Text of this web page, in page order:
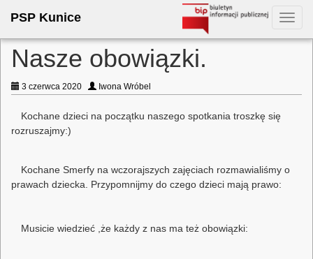
PSP Kunice
Nasze obowiązki.
3 czerwca 2020 Iwona Wróbel
Kochane dzieci na początku naszego spotkania troszkę się
rozruszajmy:)
Kochane Smerfy na wczorajszych zajęciach rozmawialiśmy o
prawach dziecka. Przypomnijmy do czego dzieci mają prawo:
Musicie wiedzieć ,że każdy z nas ma też obowiązki: